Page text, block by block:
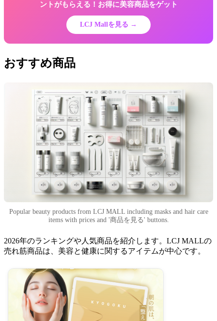
ントがもらえる！お得に美容商品をゲット
LCJ Mallを見る →
おすすめ商品
Popular beauty products from LCJ MALL including masks and hair care
items with prices and '商品を見る' buttons.
2026年のランキングや人気商品を紹介します。LCJ MALLの
売れ筋商品は、美容と健康に関するアイテムが中心です。